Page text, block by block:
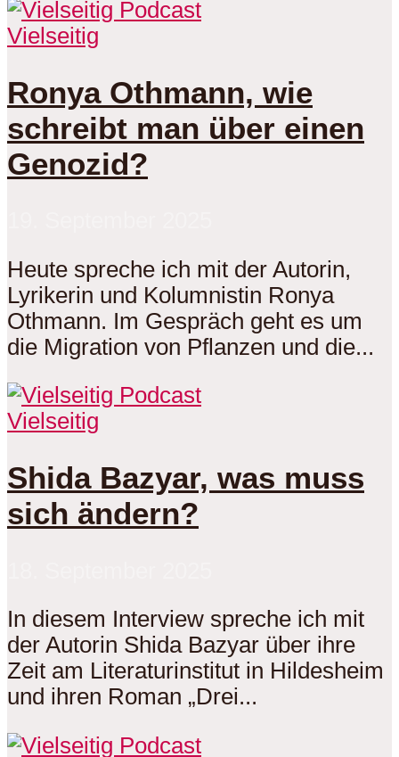
Vielseitig
Ronya Othmann, wie
schreibt man über einen
Genozid?
Heute spreche ich mit der Autorin,
Lyrikerin und Kolumnistin Ronya
Othmann. Im Gespräch geht es um
die Migration von Pflanzen und die...
Vielseitig
Shida Bazyar, was muss
sich ändern?
In diesem Interview spreche ich mit
der Autorin Shida Bazyar über ihre
Zeit am Literaturinstitut in Hildesheim
und ihren Roman „Drei...